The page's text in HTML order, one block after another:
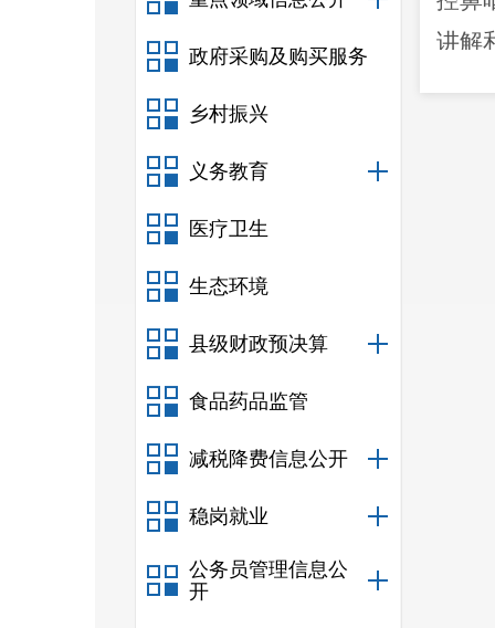
政府采购及购买服务
乡村振兴
义务教育
医疗卫生
生态环境
县级财政预决算
食品药品监管
减税降费信息公开
稳岗就业
公务员管理信息公
开
讲解